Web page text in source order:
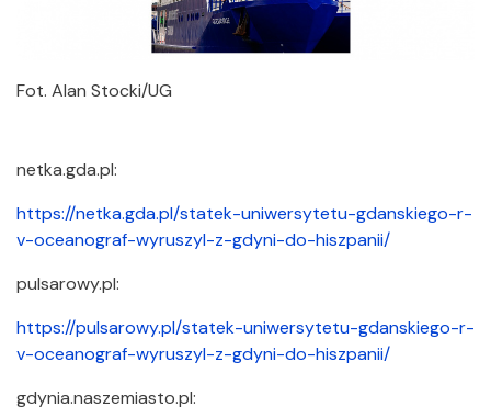
Fot. Alan Stocki/UG
netka.​gda.​pl:
https://netka.gda.pl/statek-uniwersytetu-gdanskiego-r-
v-oceanograf-wyruszyl-z-gdyni-do-hiszpanii/
pulsarowy.​pl:
https://pulsarowy.pl/statek-uniwersytetu-gdanskiego-r-
v-oceanograf-wyruszyl-z-gdyni-do-hiszpanii/
gdynia.​naszemiasto.​pl: